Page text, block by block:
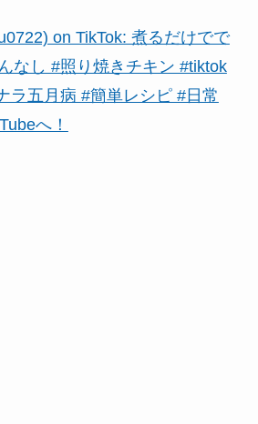
on TikTok: 煮るだけでで
なし #照り焼きチキン #tiktok
ラ五月病 #簡単レシピ #日常
へ！